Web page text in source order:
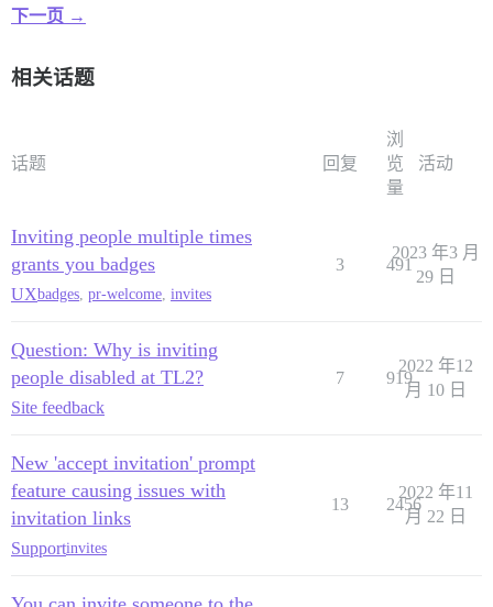
下一页 →
相关话题
话题 回复
浏
览
量
活动
Inviting people multiple times
grants you badges
UXbadges, pr-welcome, invites
3 491
2023 年3 月
29 日
Question: Why is inviting
people disabled at TL2?
Site feedback
7 919
2022 年12
月 10 日
New 'accept invitation' prompt
feature causing issues with
invitation links
Supportinvites
13 2456
2022 年11
月 22 日